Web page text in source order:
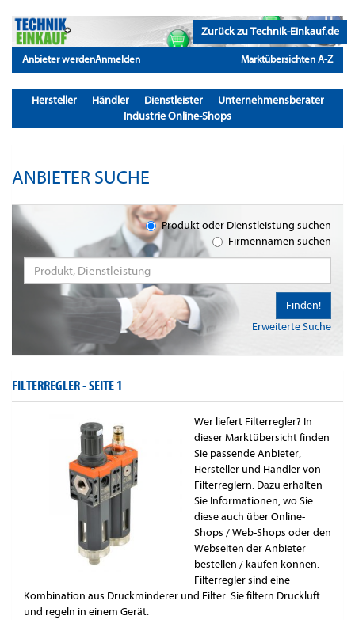
Zurück zu Technik-Einkauf.de
Anbieter werdenAnmelden Marktübersichten A-Z
Hersteller Händler Dienstleister
Unternehmensberater
Industrie Online-Shops
ANBIETER SUCHE
Produkt oder Dienstleistung suchen
Firmennamen suchen
Erweiterte Suche
Finden!
FILTERREGLER -SEITE 1
Wer liefert Filterregler? In
dieser Marktübersicht finden
Sie passende Anbieter,
Hersteller und Händler von
Filterreglern. Dazu erhalten
Sie Informationen, wo Sie
diese auch über Online-
Shops / Web-Shops oder den
Webseiten der Anbieter
bestellen / kaufen können.
Filterregler sind eine
Kombination aus Druckminderer und Filter. Sie filtern Druckluft
und regeln in einem Gerät.